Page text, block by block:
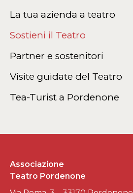
La tua azienda a teatro
Sostieni il Teatro
Partner e sostenitori
Visite guidate del Teatro
Tea-Turist a Pordenone
Associazione
Teatro Pordenone